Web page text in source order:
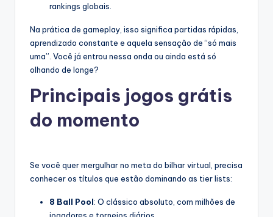
rankings globais.
Na prática de gameplay, isso significa partidas rápidas,
aprendizado constante e aquela sensação de “só mais
uma”. Você já entrou nessa onda ou ainda está só
olhando de longe?
Principais jogos grátis
do momento
Se você quer mergulhar no meta do bilhar virtual, precisa
conhecer os títulos que estão dominando as tier lists:
8 Ball Pool: O clássico absoluto, com milhões de
jogadores e torneios diários.